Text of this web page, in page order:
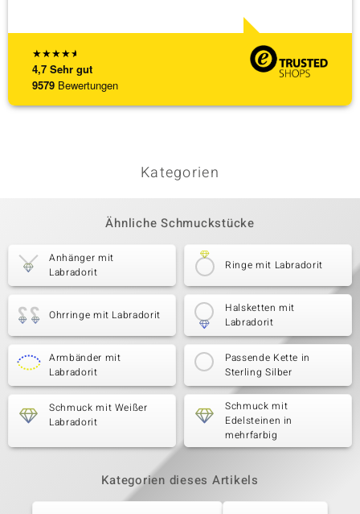
★★★★★
4,7 Sehr gut
9579 Bewertungen
Kategorien
Ähnliche Schmuckstücke
Anhänger mit
Labradorit
Ringe mit Labradorit
Ohrringe mit Labradorit
Halsketten mit
Labradorit
Armbänder mit
Labradorit
Passende Kette in
Sterling Silber
Schmuck mit Weißer
Labradorit
Schmuck mit
Edelsteinen in
mehrfarbig
Kategorien dieses Artikels